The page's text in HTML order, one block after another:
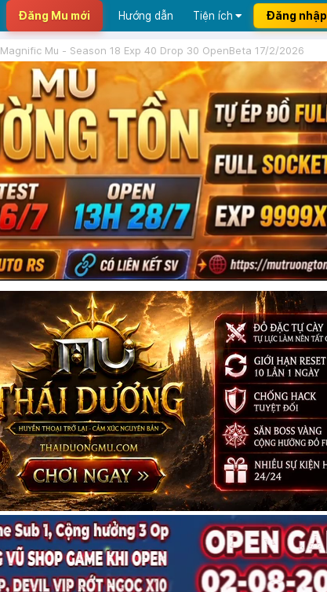
Đăng Mu mới Hướng dẫn Tiện ích Đăng nhập
Magnific Mu - Season 18 Exp 40 Drop 30 OpenBeta 17/2/2026